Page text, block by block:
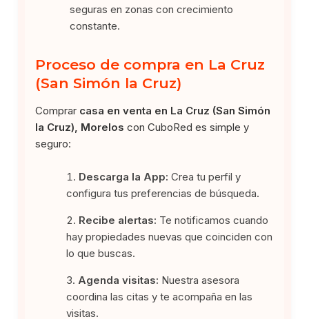
seguras en zonas con crecimiento
constante.
Proceso de compra en La Cruz
(San Simón la Cruz)
Comprar casa en venta en La Cruz (San Simón
la Cruz), Morelos con CuboRed es simple y
seguro:
Descarga la App: Crea tu perfil y
configura tus preferencias de búsqueda.
Recibe alertas: Te notificamos cuando
hay propiedades nuevas que coinciden con
lo que buscas.
Agenda visitas: Nuestra asesora
coordina las citas y te acompaña en las
visitas.